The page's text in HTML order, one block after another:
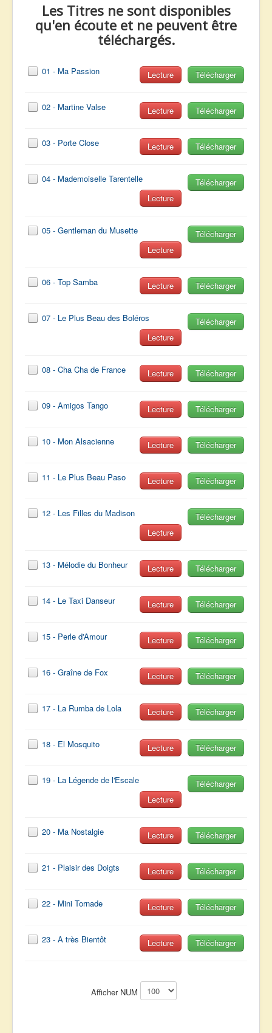
Les Titres ne sont disponibles
qu'en écoute et ne peuvent être
téléchargés.
01 - Ma Passion Télécharger
Lecture
02 - Martine Valse Télécharger
Lecture
03 - Porte Close Télécharger
Lecture
04 - Mademoiselle Tarentelle
Télécharger
Lecture
05 - Gentleman du Musette
Télécharger
Lecture
06 - Top Samba Télécharger
Lecture
07 - Le Plus Beau des Boléros
Télécharger
Lecture
08 - Cha Cha de France Télécharger
Lecture
09 - Amigos Tango Télécharger
Lecture
10 - Mon Alsacienne Télécharger
Lecture
11 - Le Plus Beau Paso Télécharger
Lecture
12 - Les Filles du Madison
Télécharger
Lecture
13 - Mélodie du Bonheur Télécharger
Lecture
14 - Le Taxi Danseur Télécharger
Lecture
15 - Perle d'Amour Télécharger
Lecture
16 - Graîne de Fox Télécharger
Lecture
17 - La Rumba de Lola Télécharger
Lecture
18 - El Mosquito Télécharger
Lecture
19 - La Légende de l'Escale
Télécharger
Lecture
20 - Ma Nostalgie Télécharger
Lecture
21 - Plaisir des Doigts Télécharger
Lecture
22 - Mini Tornade Télécharger
Lecture
23 - A très Bientôt Télécharger
Lecture
Afficher NUM